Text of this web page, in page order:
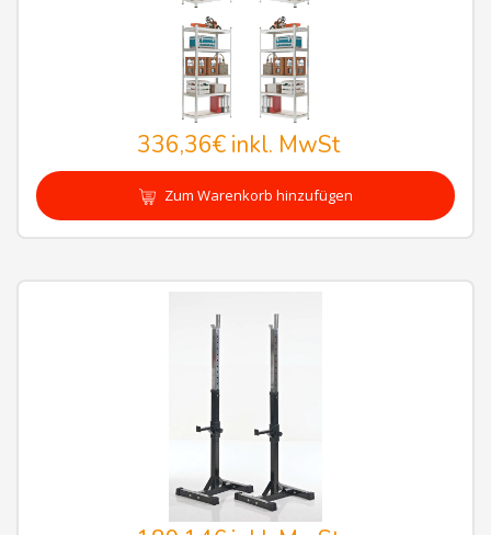
336,36€inkl. MwSt
Zum Warenkorb hinzufügen